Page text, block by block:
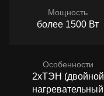
Мощность
более 1500 Вт
Особенности
2хТЭН (двойной
нагревательный